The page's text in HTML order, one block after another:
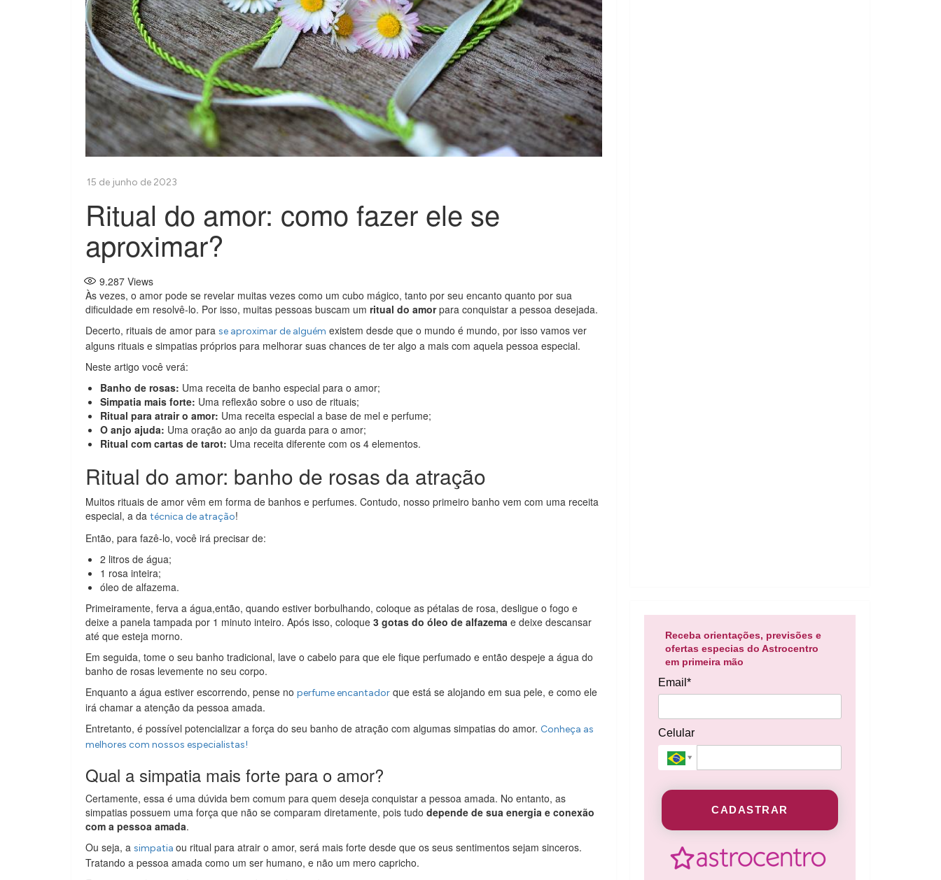
Ritual do amor: como fazer ele se
aproximar?
9.287 Views
Às vezes, o amor pode se revelar muitas vezes como um cubo mágico, tanto por seu encanto quanto por sua
dificuldade em resolvê-lo. Por isso, muitas pessoas buscam um ritual do amorpara conquistar a pessoa desejada.
Decerto, rituais de amor para se aproximar de alguém existem desde que o mundo é mundo, por isso vamos ver
alguns rituais e simpatias próprios para melhorar suas chances de ter algo a mais com aquela pessoa especial.
Neste artigo você verá:
Banho de rosas: Uma receita de banho especial para o amor;
Simpatia mais forte: Uma reflexão sobre o uso de rituais;
Ritual para atrair o amor: Uma receita especial a base de mel e perfume;
O anjo ajuda: Uma oração ao anjo da guarda para o amor;
Ritual com cartas de tarot: Uma receita diferente com os 4 elementos.
Ritual do amor: banho de rosas da atração
Muitos rituais de amor vêm em forma de banhos e perfumes. Contudo, nosso primeiro banho vem com uma receita
especial, a da técnica de atração!
Então, para fazê-lo, você irá precisar de:
2 litros de água;
1 rosa inteira;
óleo de alfazema.
Primeiramente, ferva a água,então, quando estiver borbulhando, coloque as pétalas de rosa, desligue o fogo e
deixe a panela tampada por 1 minuto inteiro. Após isso, coloque 3 gotas do óleo de alfazema e deixe descansar
até que esteja morno.
Em seguida, tome o seu banho tradicional, lave o cabelo para que ele fique perfumado e então despeje a água do
banho de rosas levemente no seu corpo.
Enquanto a água estiver escorrendo, pense no perfume encantador que está se alojando em sua pele, e como ele
irá chamar a atenção da pessoa amada.
Entretanto, é possível potencializar a força do seu banho de atração com algumas simpatias do amor. Conheça as
melhores com nossos especialistas!
Qual a simpatia mais forte para o amor?
Certamente, essa é uma dúvida bem comum para quem deseja conquistar a pessoa amada. No entanto, as
simpatias possuem uma força que não se comparam diretamente, pois tudo depende de sua energia e conexão
com a pessoa amada.
Ou seja, a simpatia ou ritual para atrair o amor, será mais forte desde que os seus sentimentos sejam sinceros.
Tratando a pessoa amada como um ser humano, e não um mero capricho.
Receba orientações, previsões e
ofertas especias do Astrocentro
em primeira mão
Email*
Celular
CADASTRAR